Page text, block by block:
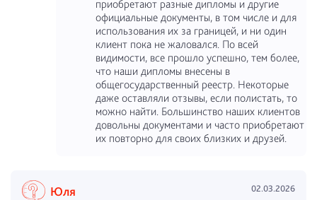
приобретают разные дипломы и другие
официальные документы, в том числе и для
использования их за границей, и ни один
клиент пока не жаловался. По всей
видимости, все прошло успешно, тем более,
что наши дипломы внесены в
общегосударственный реестр. Некоторые
даже оставляли отзывы, если полистать, то
можно найти. Большинство наших клиентов
довольны документами и часто приобретают
их повторно для своих близких и друзей.
Юля 02.03.2026